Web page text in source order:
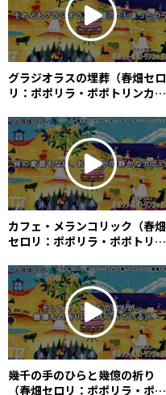
グラジオラスの埋葬（春畑セロ
リ：ポポリラ・ポポトリンカの
(Céleri Haruhata)
カフェ・メランコリック（春畑
セロリ：ポポリラ・ポポトリン
Mélancolique (Céleri
Haruhata)
幾千の手のひらと幾億の祈り
（春畑セロリ：ポポリラ・ポポ